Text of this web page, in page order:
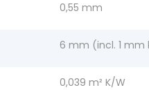
0,55 mm
6 mm (incl. 1 mm
0,039 m² K/W